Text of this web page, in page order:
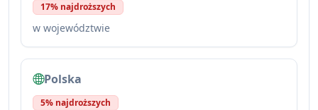
17% najdroższych
w województwie
Polska
5% najdroższych